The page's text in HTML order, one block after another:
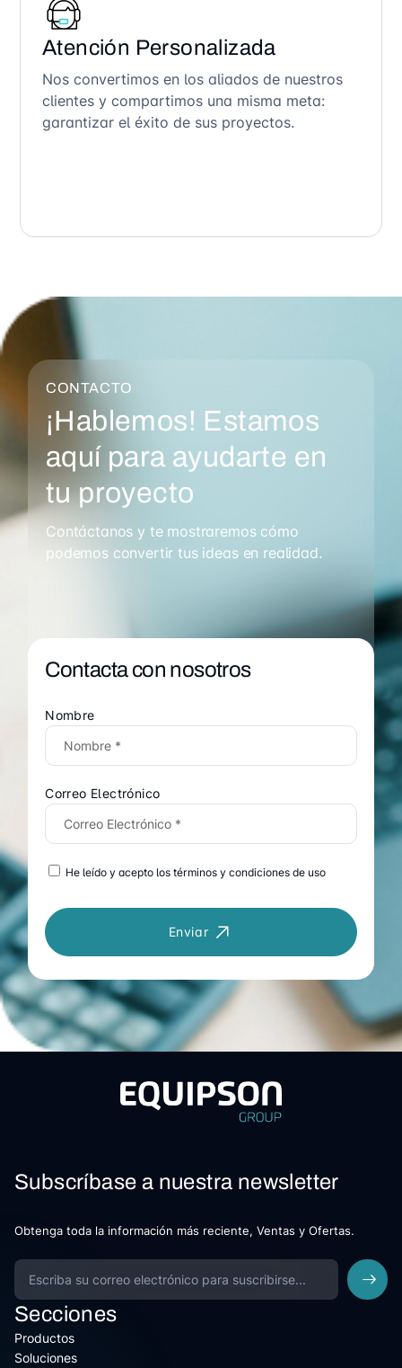
Atención Personalizada
Nos convertimos en los aliados de nuestros
clientes y compartimos una misma meta:
garantizar el éxito de sus proyectos.
CONTACTO
¡Hablemos! Estamos
aquí para ayudarte en
tu proyecto
Contáctanos y te mostraremos cómo
podemos convertir tus ideas en realidad.
Contacta con nosotros
Nombre
Correo Electrónico
He leído y acepto los términos y condiciones de uso
Enviar
Subscríbase a nuestra newsletter
Obtenga toda la información más reciente, Ventas y Ofertas.
Secciones
Productos
Soluciones